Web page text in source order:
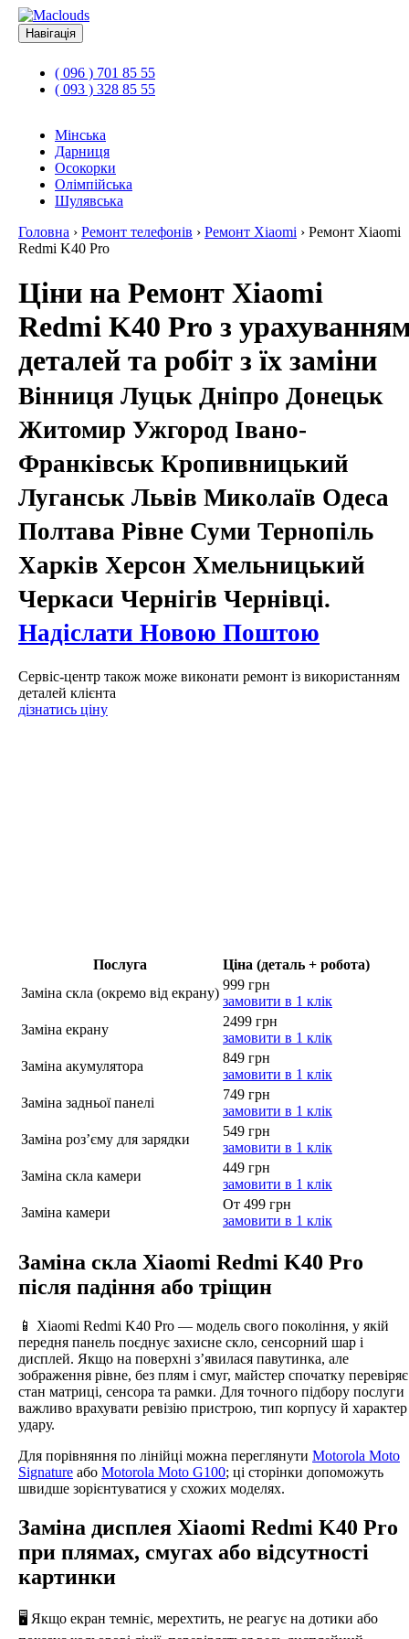
Навігація
( 096 ) 701 85 55
( 093 ) 328 85 55
Мінська
Дарниця
Осокорки
Олімпійська
Шулявська
Головна › Ремонт телефонів › Ремонт Xiaomi › Ремонт Xiaomi
Redmi K40 Pro
Ціни на Ремонт Xiaomi
Redmi K40 Pro з
деталей та робіт з їх заміни
Вінниця Луцьк Дніпро Донецьк
Житомир Ужгород Івано-
Франківськ Кропивницький
Луганськ Львів Миколаїв Одеса
Полтава Рівне Суми Тернопіль
Харків Херсон Хмельницький
Черкаси Чернігів Чернівці.
Надіслати Новою Поштою
Сервіс-центр також може виконати ремонт із використанням
деталей клієнта
дізнатись ціну
Послуга
Ціна (деталь + робота)
Заміна скла (окремо від екрану)
999 грн
замовити в 1 клік
Заміна екрану
2499 грн
замовити в 1 клік
Заміна акумулятора
849 грн
замовити в 1 клік
Заміна задньої панелі
749 грн
замовити в 1 клік
Заміна роз’єму для зарядки
549 грн
замовити в 1 клік
Заміна скла камери
449 грн
замовити в 1 клік
Заміна камери
От 499 грн
замовити в 1 клік
Заміна скла Xiaomi Redmi K40 Pro
після падіння або тріщин
📱 Xiaomi Redmi K40 Pro — модель свого покоління, у якій
передня панель поєднує захисне скло, сенсорний шар і
дисплей. Якщо на поверхні з’явилася павутинка, але
зображення рівне, без плям і смуг, майстер спочатку перевіряє
стан матриці, сенсора та рамки. Для точного підбору послуги
важливо врахувати ревізію пристрою, тип корпусу й характер
удару.
Для порівняння по лінійці можна переглянути Motorola Moto
Signature або Motorola Moto G100; ці сторінки допоможуть
швидше зорієнтуватися у схожих моделях.
Заміна дисплея Xiaomi Redmi K40 Pro
при плямах, смугах або відсутності
картинки
🖥️ Якщо екран темніє, мерехтить, не реагує на дотики або